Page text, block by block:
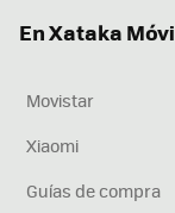
En Xataka
Movistar
Xiaomi
Guías de compra